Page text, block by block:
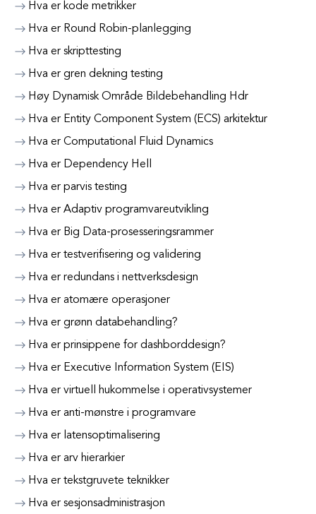
Hva er kode metrikker
Hva er Round Robin-planlegging
Hva er skripttesting
Hva er gren dekning testing
Høy Dynamisk Område Bildebehandling Hdr
Hva er Entity Component System (ECS) arkitektur
Hva er Computational Fluid Dynamics
Hva er Dependency Hell
Hva er parvis testing
Hva er Adaptiv programvareutvikling
Hva er Big Data-prosesseringsrammer
Hva er testverifisering og validering
Hva er redundans i nettverksdesign
Hva er atomære operasjoner
Hva er grønn databehandling?
Hva er prinsippene for dashborddesign?
Hva er Executive Information System (EIS)
Hva er virtuell hukommelse i operativsystemer
Hva er anti-mønstre i programvare
Hva er latensoptimalisering
Hva er arv hierarkier
Hva er tekstgruvete teknikker
Hva er sesjonsadministrasjon